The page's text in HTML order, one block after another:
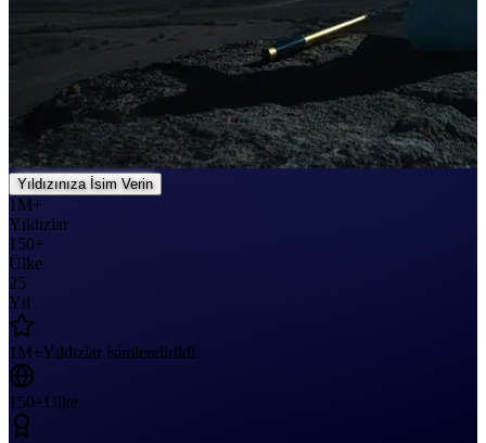
Yıldızınıza İsim Verin
1M+
Yıldızlar
150+
Ülke
25
Yıl
1M+Yıldızlar isimlendirildi
150+Ülke